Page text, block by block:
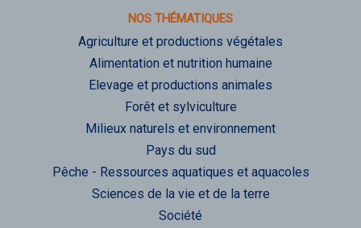
NOS THÉMATIQUES
Agriculture et productions végétales
Alimentation et nutrition humaine
Elevage et productions animales
Forêt et sylviculture
Milieux naturels et environnement
Pays du sud
Pêche - Ressources aquatiques et aquacoles
Sciences de la vie et de la terre
Société